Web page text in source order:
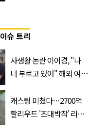
이슈 트리
사생활 논란 이이경, "나
너 부르고 있어" 해외 여배
캐스팅 미쳤다…2700억
할리우드 '초대박작' 리메